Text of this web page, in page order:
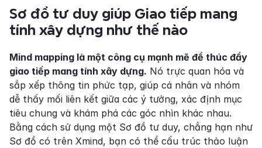
Sơ đồ tư duy giúp Giao tiếp mang
tính xây dựng như thế nào
Mind mapping là một công cụ mạnh mẽ để thúc đẩy
giao tiếp mang tính xây dựng. Nó trực quan hóa và
sắp xếp thông tin phức tạp, giúp cá nhân và nhóm
dễ thấy mối liên kết giữa các ý tưởng, xác định mục
tiêu chung và khám phá các góc nhìn khác nhau.
Bằng cách sử dụng một Sơ đồ tư duy, chẳng hạn như
Sơ đồ có trên Xmind, bạn có thể cấu trúc thảo luận